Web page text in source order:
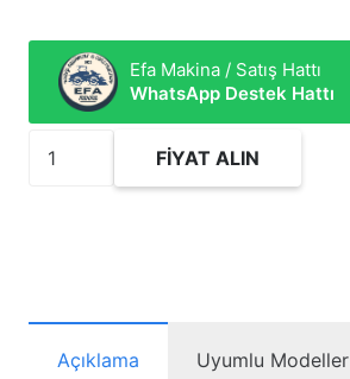
Efa Makina / Satış Hattı
WhatsApp Destek Hattı
3851657
FIYAT ALIN
Açıklama Uyumlu Modeller